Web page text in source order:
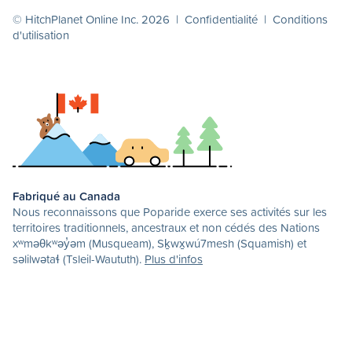
© HitchPlanet Online Inc. 2026 | Confidentialité | Conditions
d'utilisation
Fabriqué au Canada
Nous reconnaissons que Poparide exerce ses activités sur les
territoires traditionnels, ancestraux et non cédés des Nations
xʷməθkʷəy̓əm (Musqueam), Sḵwx̱wú7mesh (Squamish) et
səlilwətaɬ (Tsleil-Waututh). Plus d'infos